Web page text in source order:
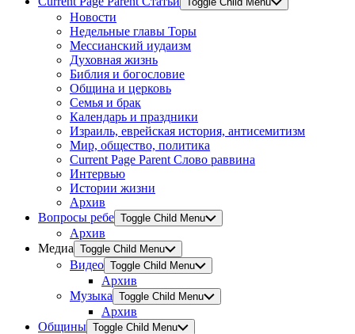
Новости
Недельные главы Торы
Мессианский иудаизм
Духовная жизнь
Библия и богословие
Община и церковь
Семья и брак
Календарь и праздники
Израиль, еврейская история, антисемитизм
Мир, общество, политика
Current Page Parent Слово раввина
Интервью
Истории жизни
Архив
Вопросы ребе Toggle Child Menu
Архив
Медиа Toggle Child Menu
Видео Toggle Child Menu
Архив
Музыка Toggle Child Menu
Архив
Общины Toggle Child Menu